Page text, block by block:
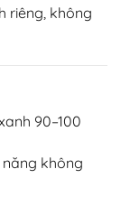
riêng, không
90–100
không